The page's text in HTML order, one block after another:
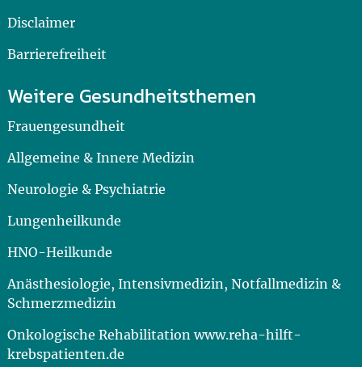
Disclaimer
Barrierefreiheit
Weitere Gesundheitsthemen
Frauengesundheit
Allgemeine & Innere Medizin
Neurologie & Psychiatrie
Lungenheilkunde
HNO-Heilkunde
Anästhesiologie, Intensivmedizin, Notfallmedizin &
Schmerzmedizin
Onkologische Rehabilitation www.reha-hilft-
krebspatienten.de